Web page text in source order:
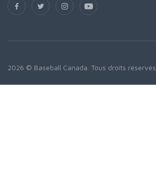
2026 © Baseball Canada. Tous droits réservés.